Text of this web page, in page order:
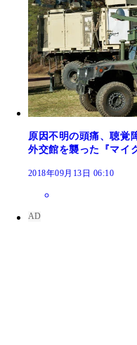
原因不明の頭痛、聴覚
外交館を襲った『マイ
2018年09月13日 06:10